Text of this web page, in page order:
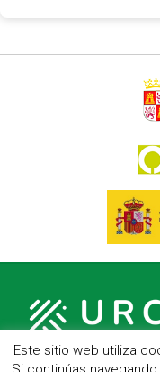
Este sitio web utiliza